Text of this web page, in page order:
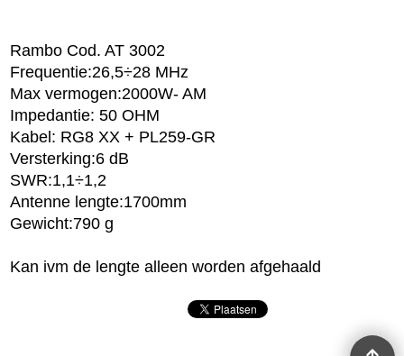
Rambo Cod. AT 3002
Frequentie:26,5÷28 MHz
Max vermogen:2000W- AM
Impedantie: 50 OHM
Kabel: RG8 XX + PL259-GR
Versterking:6 dB
SWR:1,1÷1,2
Antenne lengte:1700mm
Gewicht:790 g
Kan ivm de lengte alleen worden afgehaald